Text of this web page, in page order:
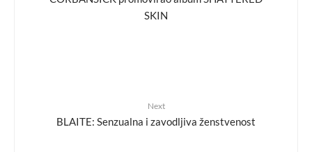
SKIN
Next
BLAITE: Senzualna i zavodljiva ženstvenost